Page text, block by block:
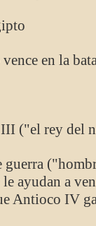
en la
("el rey del
ayudan a
Antioco IV